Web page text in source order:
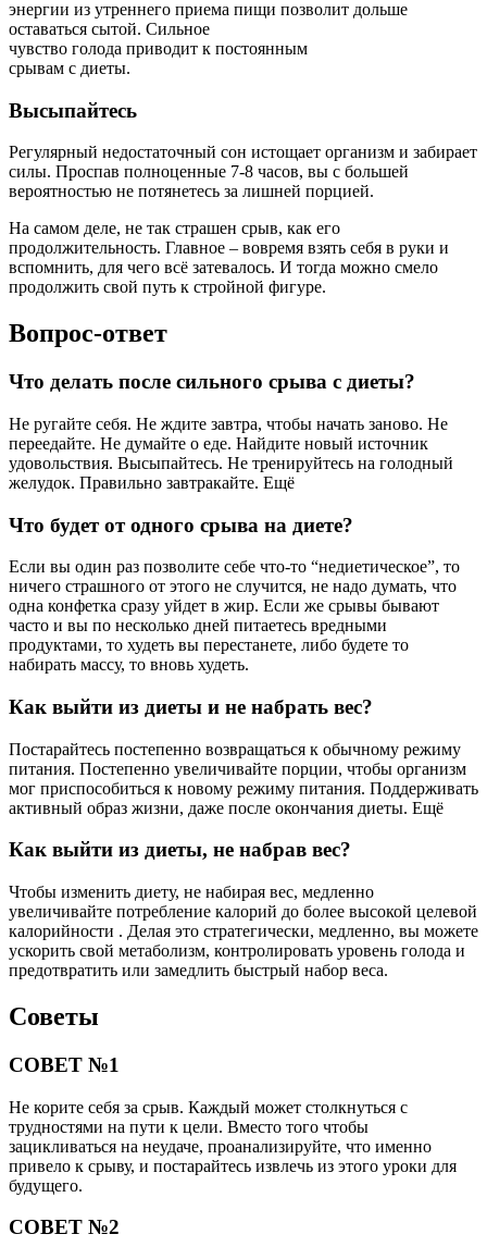
энергии из утреннего приема пищи позволит дольше
оставаться сытой. Сильное
чувство голода приводит к постоянным
срывам с диеты.
Высыпайтесь
Регулярный недостаточный сон истощает организм и забирает
силы. Проспав полноценные 7-8 часов, вы с большей
вероятностью не потянетесь за лишней порцией.
На самом деле, не так страшен срыв, как его
продолжительность. Главное – вовремя взять себя в руки и
вспомнить, для чего всё затевалось. И тогда можно смело
продолжить свой путь к стройной фигуре.
Вопрос-ответ
Что делать после сильного срыва с диеты?
Не ругайте себя. Не ждите завтра, чтобы начать заново. Не
переедайте. Не думайте о еде. Найдите новый источник
удовольствия. Высыпайтесь. Не тренируйтесь на голодный
желудок. Правильно завтракайте. Ещё
Что будет от одного срыва на диете?
Если вы один раз позволите себе что-то “недиетическое”, то
ничего страшного от этого не случится, не надо думать, что
одна конфетка сразу уйдет в жир. Если же срывы бывают
часто и вы по несколько дней питаетесь вредными
продуктами, то худеть вы перестанете, либо будете то
набирать массу, то вновь худеть.
Как выйти из диеты и не набрать вес?
Постарайтесь постепенно возвращаться к обычному режиму
питания. Постепенно увеличивайте порции, чтобы организм
мог приспособиться к новому режиму питания. Поддерживать
активный образ жизни, даже после окончания диеты. Ещё
Как выйти из диеты, не набрав вес?
Чтобы изменить диету, не набирая вес, медленно
увеличивайте потребление калорий до более высокой целевой
калорийности . Делая это стратегически, медленно, вы можете
ускорить свой метаболизм, контролировать уровень голода и
предотвратить или замедлить быстрый набор веса.
Советы
СОВЕТ №1
Не корите себя за срыв. Каждый может столкнуться с
трудностями на пути к цели. Вместо того чтобы
зацикливаться на неудаче, проанализируйте, что именно
привело к срыву, и постарайтесь извлечь из этого уроки для
будущего.
СОВЕТ №2